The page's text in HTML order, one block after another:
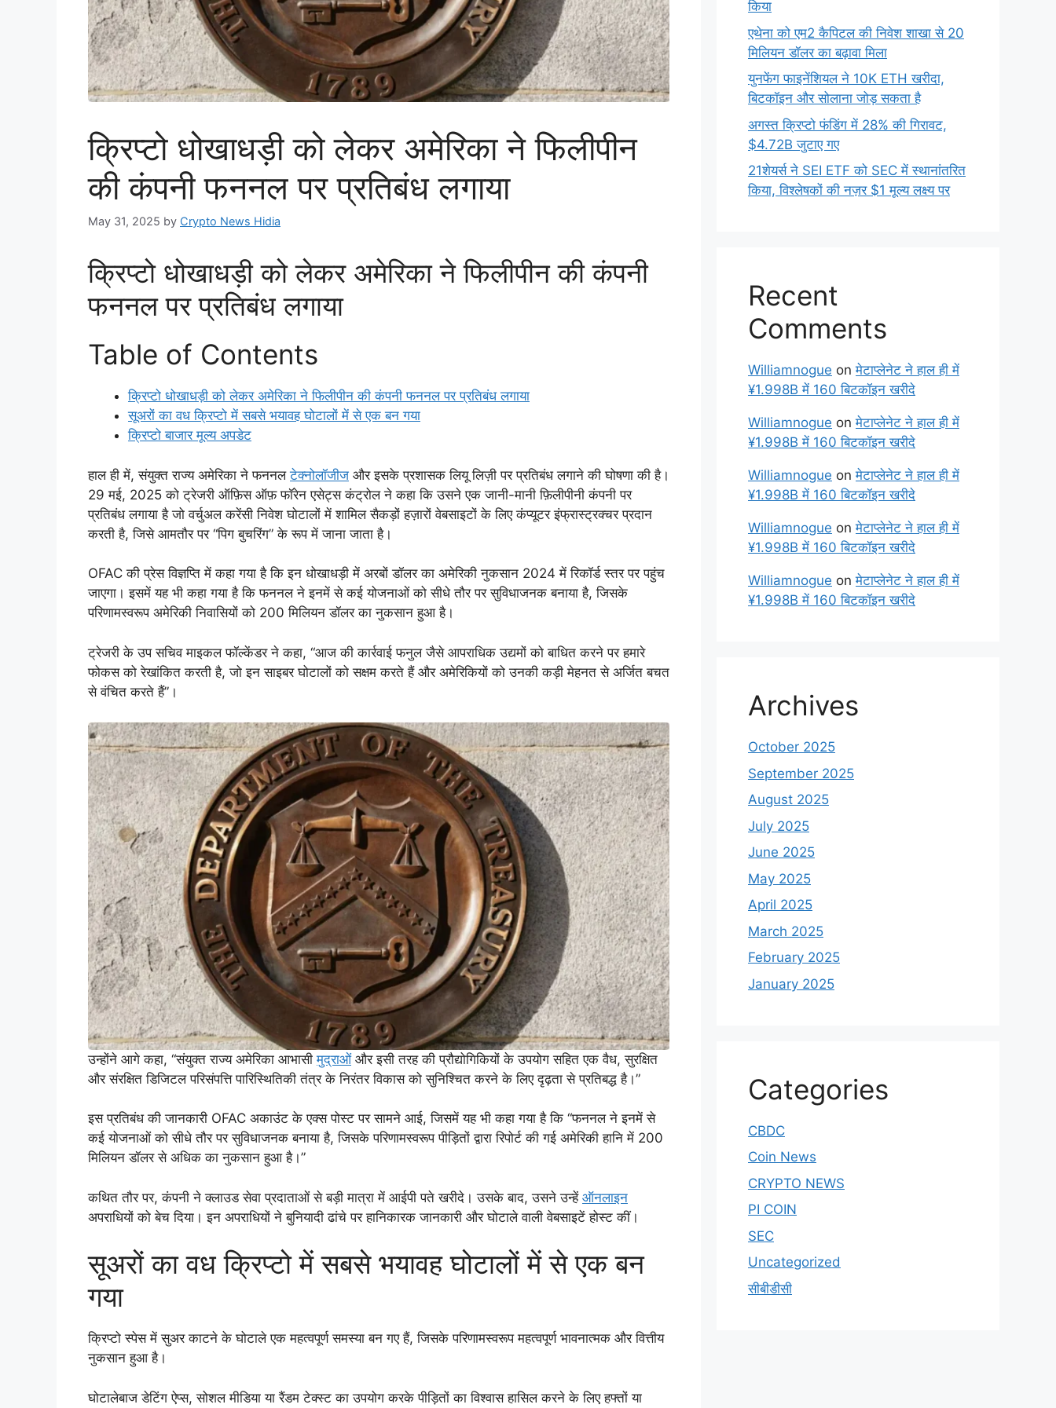
क्रिप्टो धोखाधड़ी को लेकर अमेरिका ने फिलीपीन
की कंपनी फननल पर प्रतिबंध लगाया
May 31, 2025 by Crypto News Hidia
क्रिप्टो धोखाधड़ी को लेकर अमेरिका ने फिलीपीन की कंपनी
फननल पर प्रतिबंध लगाया
Table of Contents
क्रिप्टो धोखाधड़ी को लेकर अमेरिका ने फिलीपीन की कंपनी फननल पर प्रतिबंध लगाया
सूअरों का वध क्रिप्टो में सबसे भयावह घोटालों में से एक बन गया
क्रिप्टो बाजार मूल्य अपडेट
हाल ही में, संयुक्त राज्य अमेरिका ने फननलटेक्नोलॉजीज और इसके प्रशासक लियू लिज़ी पर प्रतिबंध लगाने की घोषणा की है।
29 मई, 2025 को ट्रेजरी ऑफ़िस ऑफ़ फॉरेन एसेट्स कंट्रोल ने कहा कि उसने एक जानी-मानी फ़िलीपीनी कंपनी पर
प्रतिबंध लगाया है जो वर्चुअल करेंसी निवेश घोटालों में शामिल सैकड़ों हज़ारों वेबसाइटों के लिए कंप्यूटर इंफ्रास्ट्रक्चर प्रदान
करती है, जिसे आमतौर पर “पिग बुचरिंग” के रूप में जाना जाता है।
OFAC की प्रेस विज्ञप्ति में कहा गया है कि इन धोखाधड़ी में अरबों डॉलर का अमेरिकी नुकसान 2024 में रिकॉर्ड स्तर पर पहुंच
जाएगा। इसमें यह भी कहा गया है कि फननल ने इनमें से कई योजनाओं को सीधे तौर पर सुविधाजनक बनाया है, जिसके
परिणामस्वरूप अमेरिकी निवासियों को 200 मिलियन डॉलर का नुकसान हुआ है।
ट्रेजरी के उप सचिव माइकल फॉल्केंडर ने कहा, “आज की कार्रवाई फनुल जैसे आपराधिक उद्यमों को बाधित करने पर हमारे
फोकस को रेखांकित करती है, जो इन साइबर घोटालों को सक्षम करते हैं और अमेरिकियों को उनकी कड़ी मेहनत से अर्जित बचत
से वंचित करते हैं”।
उन्होंने आगे कहा, “संयुक्त राज्य अमेरिका आभासीमुद्राओंऔर इसी तरह की प्रौद्योगिकियों के उपयोग सहित एक वैध, सुरक्षित
और संरक्षित डिजिटल परिसंपत्ति पारिस्थितिकी तंत्र के निरंतर विकास को सुनिश्चित करने के लिए दृढ़ता से प्रतिबद्ध है।”
इस प्रतिबंध की जानकारी OFAC अकाउंट के एक्स पोस्ट पर सामने आई, जिसमें यह भी कहा गया है कि “फननल ने इनमें से
कई योजनाओं को सीधे तौर पर सुविधाजनक बनाया है, जिसके परिणामस्वरूप पीड़ितों द्वारा रिपोर्ट की गई अमेरिकी हानि में 200
मिलियन डॉलर से अधिक का नुकसान हुआ है।”
कथित तौर पर, कंपनी ने क्लाउड सेवा प्रदाताओं से बड़ी मात्रा में आईपी पते खरीदे। उसके बाद, उसने उन्हें ऑनलाइन
अपराधियों को बेच दिया। इन अपराधियों ने बुनियादी ढांचे पर हानिकारक जानकारी और घोटाले वाली वेबसाइटें होस्ट कीं।
सूअरों का वध क्रिप्टो में सबसे भयावह घोटालों में से एक बन
गया
क्रिप्टो स्पेस में सुअर काटने के घोटाले एक महत्वपूर्ण समस्या बन गए हैं, जिसके परिणामस्वरूप महत्वपूर्ण भावनात्मक और वित्तीय
नुकसान हुआ है।
घोटालेबाज डेटिंग ऐप्स, सोशल मीडिया या रैंडम टेक्स्ट का उपयोग करके पीड़ितों का विश्वास हासिल करने के लिए हफ्तों या
किया
एथेना को एम2 कैपिटल की निवेश शाखा से 20
मिलियन डॉलर का बढ़ावा मिला
युनफेंग फाइनेंशियल ने 10K ETH खरीदा,
बिटकॉइन और सोलाना जोड़ सकता है
अगस्त क्रिप्टो फंडिंग में 28% की गिरावट,
$4.72B जुटाए गए
21शेयर्स ने SEI ETF को SEC में स्थानांतरित
किया, विश्लेषकों की नज़र $1 मूल्य लक्ष्य पर
Recent
Comments
Williamnogue onमेटाप्लेनेट ने हाल ही में
¥1.998B में 160 बिटकॉइन खरीदे
Williamnogue onमेटाप्लेनेट ने हाल ही में
¥1.998B में 160 बिटकॉइन खरीदे
Williamnogue onमेटाप्लेनेट ने हाल ही में
¥1.998B में 160 बिटकॉइन खरीदे
Williamnogue onमेटाप्लेनेट ने हाल ही में
¥1.998B में 160 बिटकॉइन खरीदे
Williamnogue onमेटाप्लेनेट ने हाल ही में
¥1.998B में 160 बिटकॉइन खरीदे
Archives
October 2025
September 2025
August 2025
July 2025
June 2025
May 2025
April 2025
March 2025
February 2025
January 2025
Categories
CBDC
Coin News
CRYPTO NEWS
PI COIN
SEC
Uncategorized
सीबीडीसी